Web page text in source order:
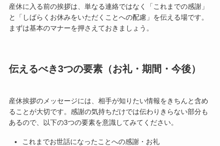
産休に入る前の挨拶は、単なる連絡ではなく「これまでの感謝」
と「しばらくお休みをいただくことへの配慮」を伝える場です。
まずは基本のマナーを押さえておきましょう。
伝えるべき3つの要素（お礼・期間・今後）
産休挨拶のメッセージには、相手が知りたい情報をきちんと含め
ることが大切です。感謝の気持ちだけでは伝わりきらない部分も
あるので、以下の3つの要素を意識してみてください。
これまでお世話になったことへの感謝・お礼